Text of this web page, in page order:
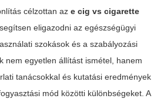
célzottan az e cig vs cigarette
eligazodni az egészségügyi
szokások és a szabályozási
nem egyetlen állítást ismétel, hanem
tanácsokkal és kutatási eredmények
mód közötti különbségeket. A